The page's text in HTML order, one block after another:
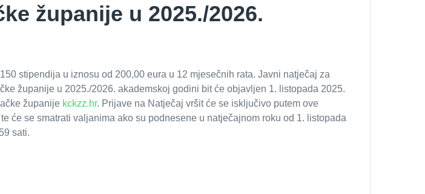
županije u 2025./2026.
stipendija u iznosu od 200,00 eura u 12 mjesečnih rata. Javni natječaj za
županije u 2025./2026. akademskoj godini bit će objavljen 1. listopada 2025.
županije kckzz.hr. Prijave na Natječaj vršit će se isključivo putem ove
te će se smatrati valjanima ako su podnesene u natječajnom roku od 1. listopada
sati.